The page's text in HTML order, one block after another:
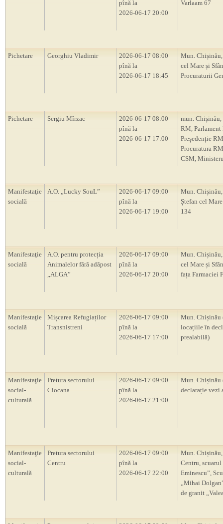
pînă la
2026-06-17 20:00
Varlaam 67
Pichetare Georghiu Vladimir
2026-06-17 08:00
pînă la
2026-06-17 18:45
Mun.
cel Mare și
Procuraturii
Pichetare Sergiu Mîrzac
2026-06-17 08:00
pînă la
2026-06-17 17:00
mun. Chișinău,
RM, Parlament
Președenție
Procuratura
CSM,
Manifestaţie
socială
A.O. „Lucky SouL”
2026-06-17 09:00
pînă la
2026-06-17 19:00
Mun.
Ștefan cel
134
Manifestaţie
socială
A.O. pentru protecția
Animalelor fără adăpost
„ALGA”
2026-06-17 09:00
pînă la
2026-06-17 20:00
Mun.
cel Mare și
fața Farmaciei
Manifestaţie
socială
Mișcarea Refugiaților
Transnistreni
2026-06-17 09:00
pînă la
2026-06-17 17:00
Mun. Chișinău
locațiile în
prealabilă)
Manifestaţie
social-
culturală
Pretura sectorului
Ciocana
2026-06-17 09:00
pînă la
2026-06-17 21:00
Mun. Chișinău
declarație vezi
Manifestaţie
social-
culturală
Pretura sectorului
Centru
2026-06-17 09:00
pînă la
2026-06-17 22:00
Mun. Chișinău,
Centru,
Eminescu”,
„Mihai
de granit